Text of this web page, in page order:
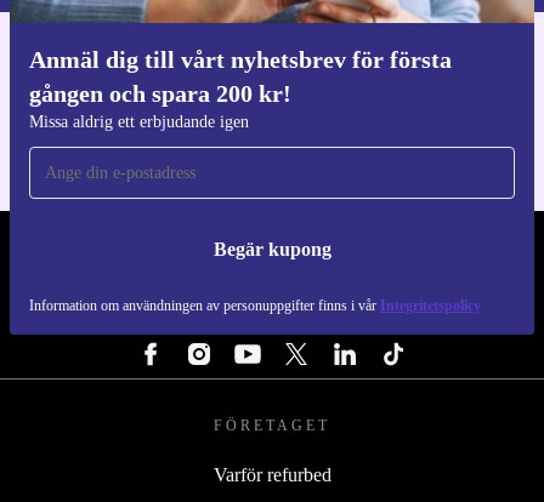
Anmäl dig till vårt nyhetsbrev för första
gången och spara 200 kr!
Missa aldrig ett erbjudande igen
Begär kupong
Information om användningen av personuppgifter finns i vår Integritetspolicy
Ladda ner refurbed appen
För iOS och Android
REFURBED SVERIGE - RETHINK NEW.
FÖLJ OSS
FÖRETAGET
Varför refurbed